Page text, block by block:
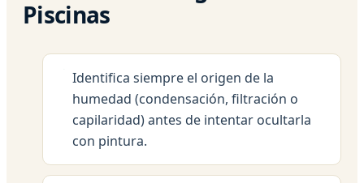
Piscinas
Identifica siempre el origen de la
humedad (condensación, filtración o
capilaridad) antes de intentar ocultarla
con pintura.